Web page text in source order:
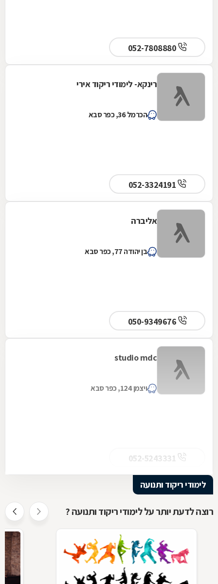
רינקא- לימודי ריקוד אירי
הכרמל 36, כפר סבא
אליברה
בן יהודה 77, כפר סבא
studio mdc
ויצמן 124, כפר סבא
לימודי ריקוד ותנועה
רוצה לדעת יותר על לימודי ריקוד ותנועה ?